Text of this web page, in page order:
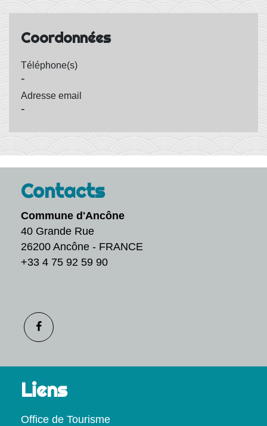
Coordonnées
Téléphone(s)
-
Adresse email
-
Contacts
Commune d'Ancône
40 Grande Rue
26200 Ancône - FRANCE
+33 4 75 92 59 90
Liens
Office de Tourisme